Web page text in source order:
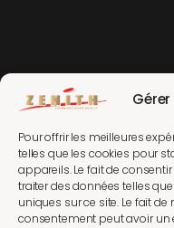
Pour offrir les meilleures
telles que les cookies pour
appareils. Le fait de
traiter des données telles
uniques sur ce site. Le fait
consentement peut avoir un